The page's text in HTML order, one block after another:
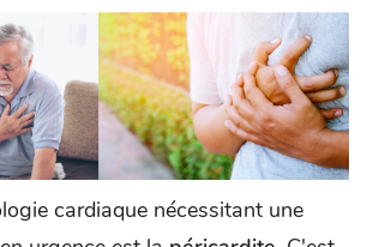
cardiaque nécessitant une